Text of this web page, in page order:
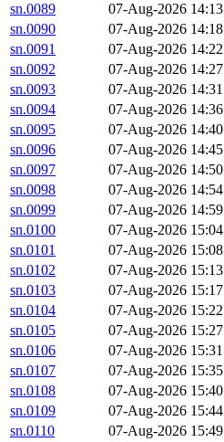
sn.0089
07-Aug-2026 14:13
sn.0090
07-Aug-2026 14:18
sn.0091
07-Aug-2026 14:22
sn.0092
07-Aug-2026 14:27
sn.0093
07-Aug-2026 14:31
sn.0094
07-Aug-2026 14:36
sn.0095
07-Aug-2026 14:40
sn.0096
07-Aug-2026 14:45
sn.0097
07-Aug-2026 14:50
sn.0098
07-Aug-2026 14:54
sn.0099
07-Aug-2026 14:59
sn.0100
07-Aug-2026 15:04
sn.0101
07-Aug-2026 15:08
sn.0102
07-Aug-2026 15:13
sn.0103
07-Aug-2026 15:17
sn.0104
07-Aug-2026 15:22
sn.0105
07-Aug-2026 15:27
sn.0106
07-Aug-2026 15:31
sn.0107
07-Aug-2026 15:35
sn.0108
07-Aug-2026 15:40
sn.0109
07-Aug-2026 15:44
sn.0110
07-Aug-2026 15:49